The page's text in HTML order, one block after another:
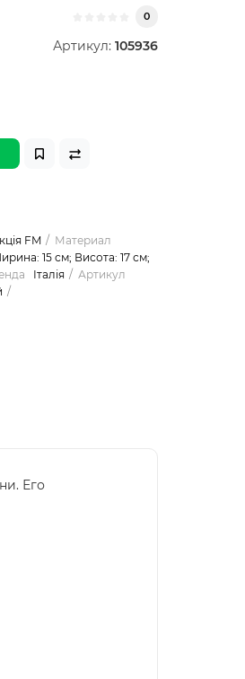
0
Артикул: 105936
FM
Материал
15 см; Висота: 17 см;
Італія
Артикул
Его